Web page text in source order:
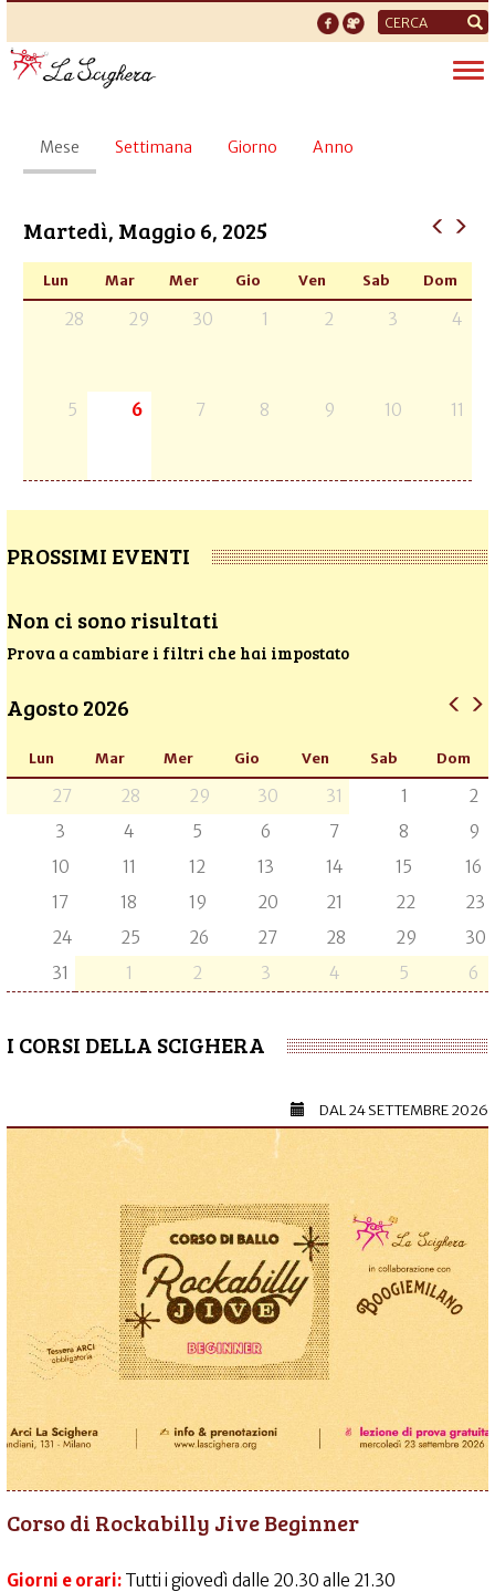
Form
di
ricerca
Schede
primarie
Mese (scheda
attiva)
Settimana Giorno Anno
Martedì, Maggio 6, 2025
Lun Mar Mer Gio Ven Sab Dom
28 29 30 1 2 3 4
5 6 7 8 9 10 11
PROSSIMI EVENTI
Non ci sono risultati
Prova a cambiare i filtri che hai impostato
Agosto 2026
Lun Mar Mer Gio Ven Sab Dom
27 28 29 30 31 1
2
3
4 5 6 7 8
9
10
11 12 13 14 15
16
17
18 19 20 21 22
23
24
25 26 27 28 29
30
31
1 2 3 4 5 6
I CORSI DELLA SCIGHERA
DAL24 SETTEMBRE 2026
Corso di Rockabilly Jive Beginner
Giorni e orari: Tutti i giovedì dalle 20.30 alle 21.30